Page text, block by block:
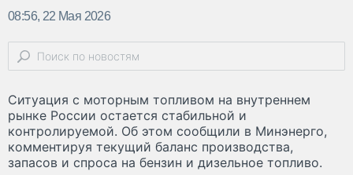
08:56, 22 Мая 2026
Ситуация с моторным топливом на внутреннем
рынке России остается стабильной и
контролируемой. Об этом сообщили в Минэнерго,
комментируя текущий баланс производства,
запасов и спроса на бензин и дизельное топливо.